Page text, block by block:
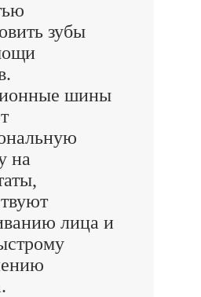
зубы
шины
на
лица и